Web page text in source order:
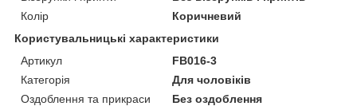
Колір
Коричневий
Користувальницькі характеристики
Артикул
FB016-3
Категорія
Для чоловіків
Оздоблення та прикраси
Без оздоблення